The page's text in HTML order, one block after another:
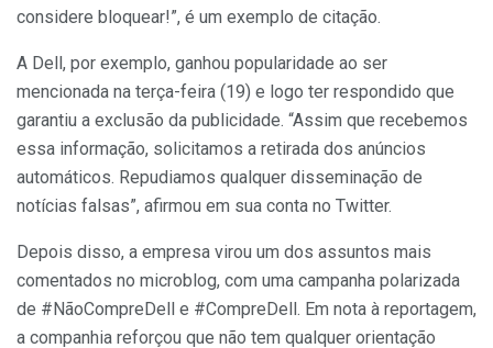
considere bloquear!”, é um exemplo de citação.
A Dell, por exemplo, ganhou popularidade ao ser
mencionada na terça-feira (19) e logo ter respondido que
garantiu a exclusão da publicidade. “Assim que recebemos
essa informação, solicitamos a retirada dos anúncios
automáticos. Repudiamos qualquer disseminação de
notícias falsas”, afirmou em sua conta no Twitter.
Depois disso, a empresa virou um dos assuntos mais
comentados no microblog, com uma campanha polarizada
de #NãoCompreDell e #CompreDell. Em nota à reportagem,
a companhia reforçou que não tem qualquer orientação